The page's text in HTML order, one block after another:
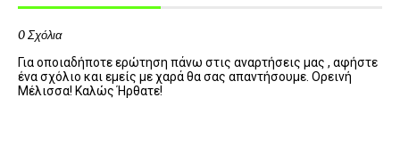
0 Σχόλια
Για οποιαδήποτε ερώτηση πάνω στις αναρτήσεις μας , αφήστε
ένα σχόλιο και εμείς με χαρά θα σας απαντήσουμε. Ορεινή
Μέλισσα! Καλώς Ήρθατε!